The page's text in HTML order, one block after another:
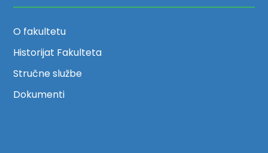
O fakultetu
Historijat Fakulteta
Stručne službe
Dokumenti